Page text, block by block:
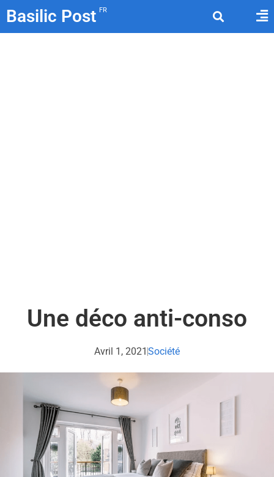
Basilic Post FR
Une déco anti-conso
Avril 1, 2021 Société